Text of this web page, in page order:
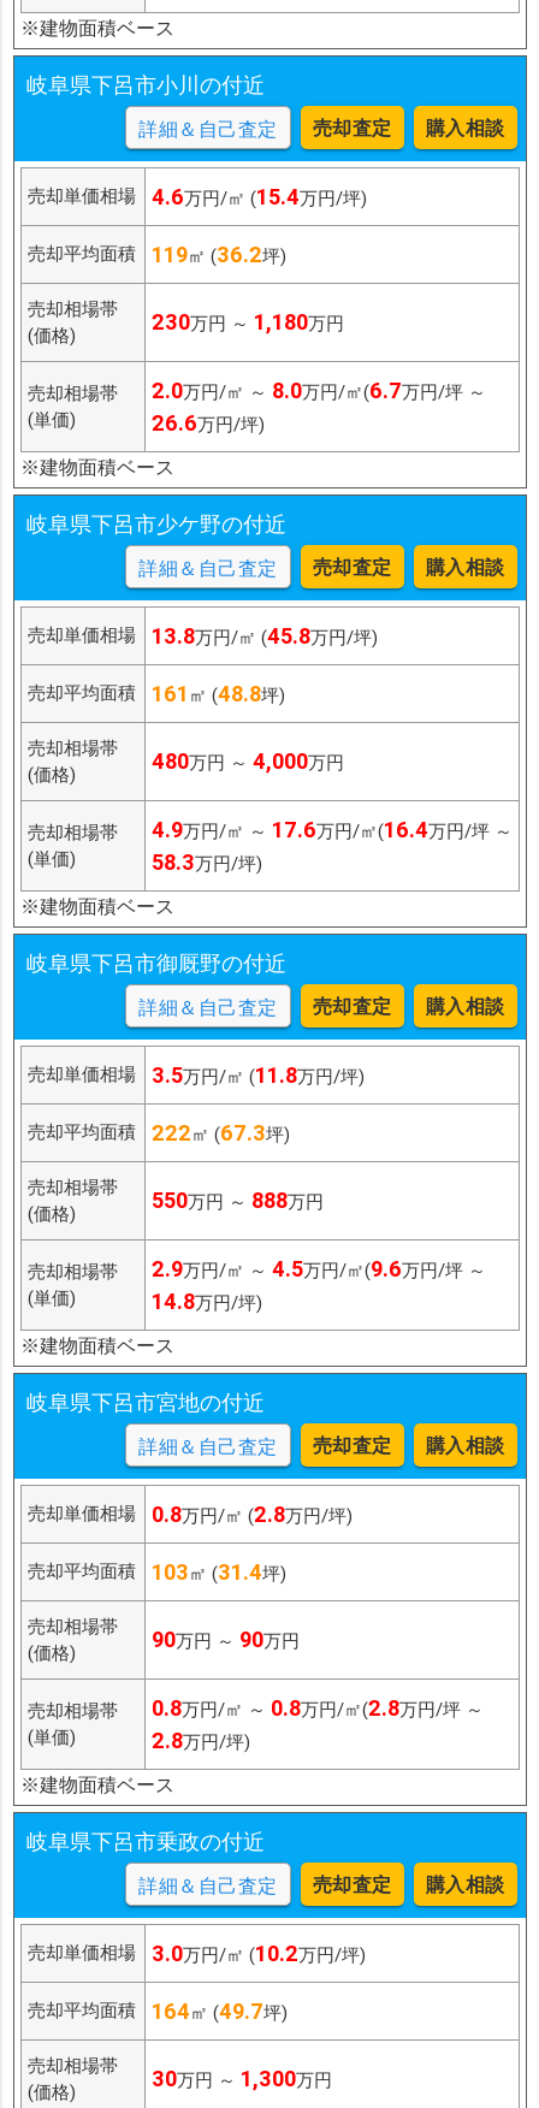
※建物面積ベース
岐阜県下呂市小川の付近
詳細＆自己査定 売却査定 購入相談
売却単価相場 4.6万円/㎡ (15.4万円/坪)
売却平均面積 119㎡ (36.2坪)
売却相場帯
(価格)
230万円 ～ 1,180万円
売却相場帯
(単価)
2.0万円/㎡ ～ 8.0万円/㎡(6.7万円/坪 ～
26.6万円/坪)
※建物面積ベース
岐阜県下呂市少ケ野の付近
詳細＆自己査定 売却査定 購入相談
売却単価相場 13.8万円/㎡ (45.8万円/坪)
売却平均面積 161 ㎡ (48.8坪)
売却相場帯
(価格)
480万円 ～ 4,000万円
売却相場帯
(単価)
4.9万円/㎡ ～ 17.6万円/㎡(16.4万円/坪 ～
58.3万円/坪)
※建物面積ベース
岐阜県下呂市御厩野の付近
詳細＆自己査定 売却査定 購入相談
売却単価相場 3.5万円/㎡ (11.8万円/坪)
売却平均面積 222㎡ (67.3坪)
売却相場帯
(価格)
550万円 ～ 888万円
売却相場帯
(単価)
2.9万円/㎡ ～ 4.5万円/㎡(9.6万円/坪 ～
14.8万円/坪)
※建物面積ベース
岐阜県下呂市宮地の付近
詳細＆自己査定 売却査定 購入相談
売却単価相場 0.8万円/㎡ (2.8万円/坪)
売却平均面積 103㎡ (31.4坪)
売却相場帯
(価格)
90万円 ～ 90万円
売却相場帯
(単価)
0.8万円/㎡ ～ 0.8万円/㎡(2.8万円/坪 ～
2.8万円/坪)
※建物面積ベース
岐阜県下呂市乗政の付近
詳細＆自己査定 売却査定 購入相談
売却単価相場 3.0万円/㎡ (10.2万円/坪)
売却平均面積 164㎡ (49.7坪)
売却相場帯
(価格)
30万円 ～ 1,300万円